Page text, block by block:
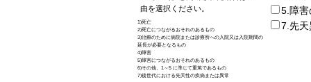
由を選択ください。
1)死亡
2)死亡につながるおそれのあるもの
3)治療のために病院または診療所への入院又は入院期間の
延長が必要となるもの
4)障害
5)障害につながるおそれのあるもの
6)その他、1～5 に準じて重篤であるもの
7)後世代における先天性の疾病または異常
5.障
7.先天